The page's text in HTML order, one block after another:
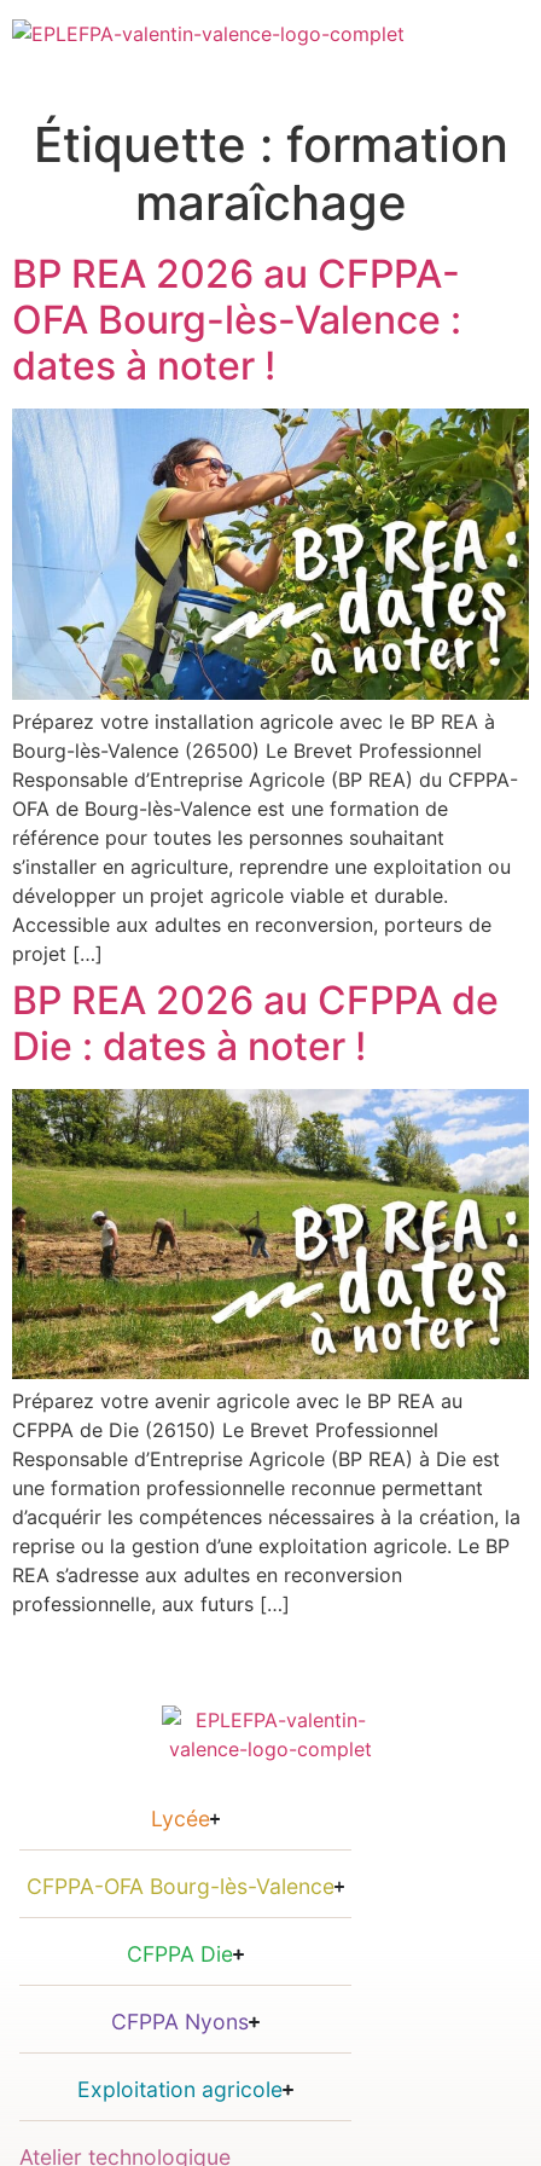
Étiquette : formation
maraîchage
BP REA 2026 au CFPPA-
OFA Bourg-lès-Valence :
dates à noter !
Préparez votre installation agricole avec le BP REA à
Bourg-lès-Valence (26500) Le Brevet Professionnel
Responsable d’Entreprise Agricole (BP REA) du CFPPA-
OFA de Bourg-lès-Valence est une formation de
référence pour toutes les personnes souhaitant
s’installer en agriculture, reprendre une exploitation ou
développer un projet agricole viable et durable.
Accessible aux adultes en reconversion, porteurs de
projet […]
BP REA 2026 au CFPPA de
Die : dates à noter !
Préparez votre avenir agricole avec le BP REA au
CFPPA de Die (26150) Le Brevet Professionnel
Responsable d’Entreprise Agricole (BP REA) à Die est
une formation professionnelle reconnue permettant
d’acquérir les compétences nécessaires à la création, la
reprise ou la gestion d’une exploitation agricole. Le BP
REA s’adresse aux adultes en reconversion
professionnelle, aux futurs […]
Lycée
CFPPA-OFA Bourg-lès-Valence
CFPPA Die
CFPPA Nyons
Exploitation agricole
Atelier technologique